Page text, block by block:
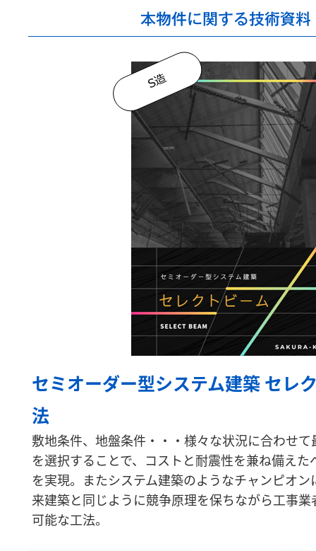
本物件に関する技術資料
セミオーダー型システム建築 セレ
法
敷地条件、地盤条件・・・様々な状況に合わせ
を選択することで、コストと耐震性を兼ね備え
を実現。またシステム建築のようなチャンピオ
来建築と同じように競争原理を保ちながら工事
可能な工法。